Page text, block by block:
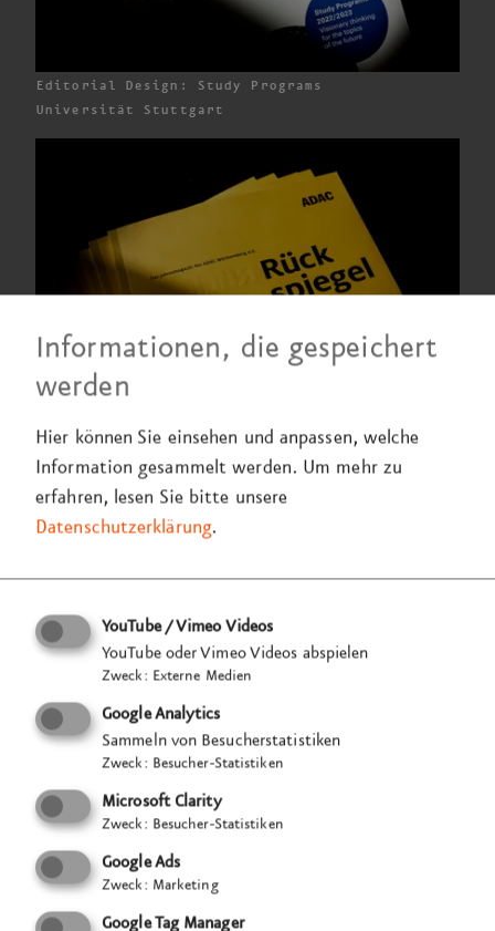
Editorial Design: Study Programs
Universität Stuttgart
Editorial Design: Geschäftsbericht,
ADACWürttemberg e.V.
Editorial Design: JIM-, KIM- und miniKIM-
Studie
Landesanstalt für Kommunikation Baden-
Informationen, die gespeichert
werden
Hier können Sie einsehen und anpassen, welche
Information gesammelt werden. Um mehr zu
erfahren, lesen Sie bitte unsere
Datenschutzerklärung.
YouTube / Vimeo Videos
YouTube oder Vimeo Videos abspielen
Zweck: Externe Medien
Google Analytics
Sammeln von Besucherstatistiken
Zweck: Besucher-Statistiken
Microsoft Clarity
Zweck: Besucher-Statistiken
Google Ads
Zweck: Marketing
Google Tag Manager